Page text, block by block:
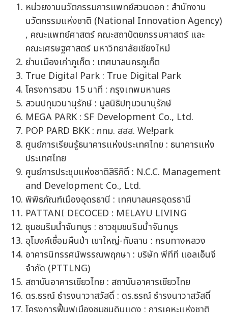
หน่วยงานนวัตกรรมการแพทย์สวนดอก : สำนักงาน
นวัตกรรมแห่งชาติ (National Innovation Agency)
, คณะแพทย์ศาสตร์ คณะสถาปัตยกรรมศาสตร์ และ
คณะเศรษฐศาสตร์ มหาวิทยาลัยเชียงใหม่
ย่านเมืองเก่าภูเก็ต : เทศบาลนครภูเก็ต
True Digital Park : True Digital Park
โครงการสวน 15 นาที : กรุงเทพมหานคร
สวนปทุมวนานุรักษ์ : มูลนิธิปทุมวนานุรักษ์
MEGA PARK : SF Development Co., Ltd.
POP PARD BKK : กทม. สสส. We!park
ศูนย์การเรียนรู้ธนาคารแห่งประเทศไทย : ธนาคารแห่ง
ประเทศไทย
ศูนย์การประชุมแห่งชาติสิริกิติ์ : N.C.C. Management
and Development Co., Ltd.
พิพิธภัณฑ์เมืองอุดรธานี : เทศบาลนครอุดรธานี
PATTANI DECOCED : MELAYU LIVING
ชุมชนริมน้ำจันทบูร : ชาวชุมชนริมน้ำจันทบูร
อุโมงค์เชื่อมผืนป่า เขาใหญ่-ทับลาน : กรมทางหลวง
อาคารนิทรรศน์พรรณพฤกษา : บริษัท พีทีที แอลเอ็นจี
จำกัด (PTTLNG)
สถาบันอาคารเขียวไทย : สถาบันอาคารเขียวไทย
ดร.ธรณ์ ธำรงนาวาสวัสดิ์ : ดร.ธรณ์ ธำรงนาวาสวัสดิ์